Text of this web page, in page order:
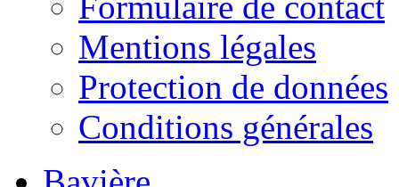
Mentions légales
Protection de données
Conditions générales